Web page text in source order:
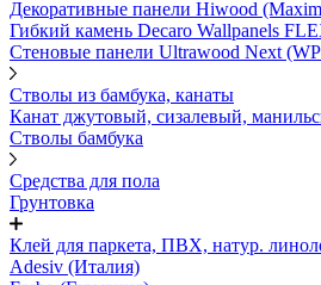
Декоративные панели Hiwood
Гибкий камень Decaro Wallpanels
Стеновые панели Ultrawood Next
Стволы из бамбука, канаты
Канат джутовый, сизалевый,
Стволы бамбука
Средства для пола
Грунтовка
Клей для паркета, ПВХ, натур.
Adesiv (Италия)